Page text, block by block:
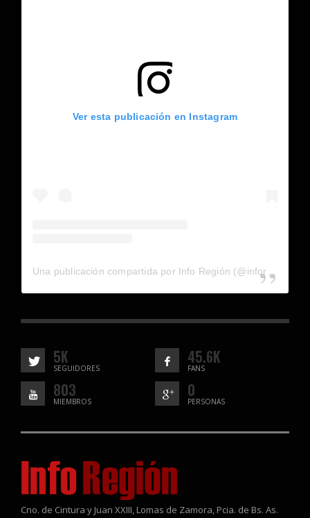
Ver esta publicación en Instagram
5K
SEGUIDORES
45.6K
FANS
803
MIEMBROS
0
PERSONAS
Cno. de Cintura y Juan XXIII, Lomas de Zamora, Pcia. de Bs. As.